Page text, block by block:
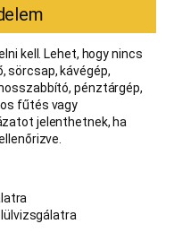
kell. Lehet, hogy nincs
sörcsap, kávégép,
pénztárgép,
fűtés vagy
jelenthetnek, ha